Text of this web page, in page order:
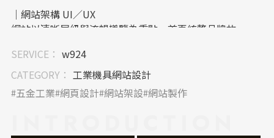
｜網站架構 UI／UX
網站以清晰層級與流暢導覽為重點，首頁統整品牌故
產品頁導入篩選與搜尋功能，強化使用者體驗；響應式
設計讓各裝置皆能順暢瀏覽，結構邏輯簡潔，凸顯工業
品牌的效率與精準。
SERVICE： w924
CATEGORY： 工業機具網站設計
五金工業 網頁設計 網站架設 網站製作